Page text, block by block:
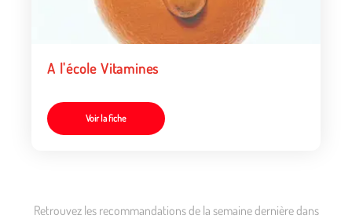
A l'école Vitamines
Voir la fiche
Retrouvez les recommandations de la semaine dernière dans